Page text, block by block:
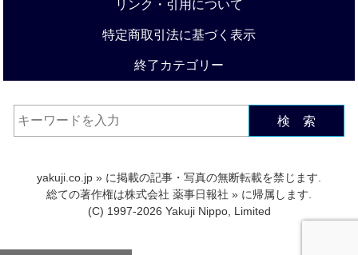
リンク・引用について
特定商取引法に基づく表示
終了カテゴリー
検 索
yakuji.co.jp » に掲載の記事・写真の無断転載を禁じます.
総ての著作権は株式会社 薬事日報社 » に帰属します.
(C) 1997-2026 Yakuji Nippo, Limited